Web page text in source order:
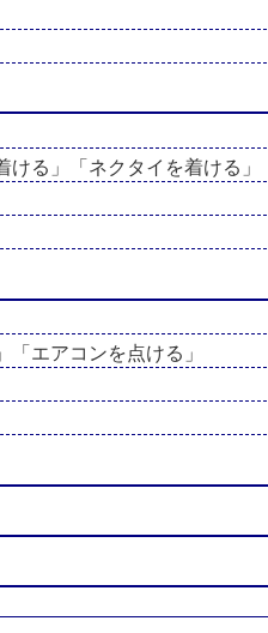
る」「ネクタイを着ける」
エアコンを点ける」